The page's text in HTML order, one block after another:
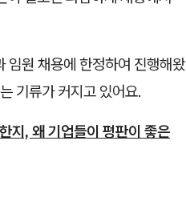
임원 채용에 한정하여 진행해왔
기류가 커지고 있어요.
지, 왜 기업들이 평판이 좋은